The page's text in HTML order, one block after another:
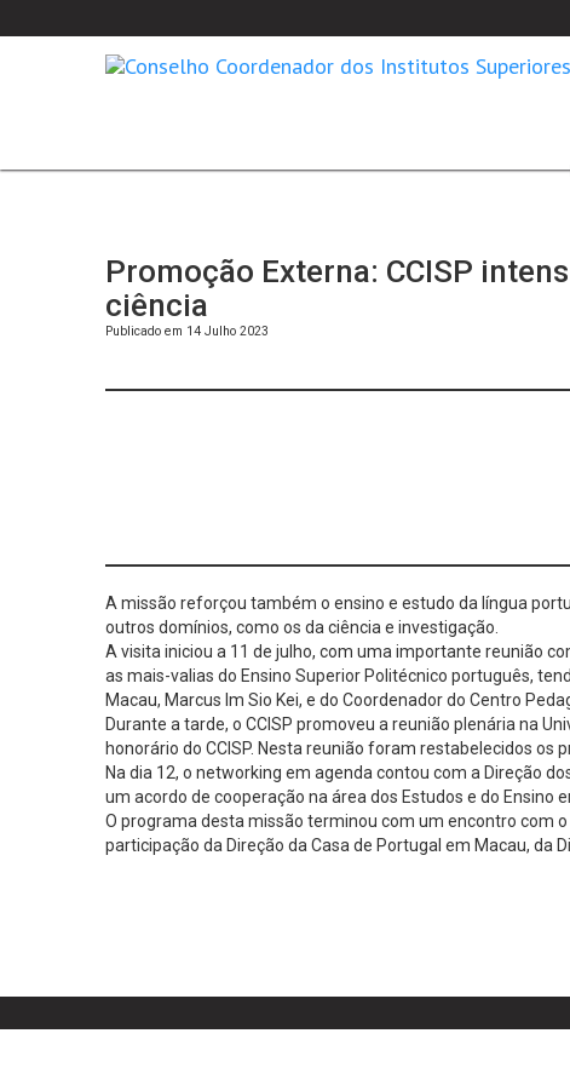
Promoção Externa: CCISP
ciência
Publicado em 14 Julho 2023
A missão reforçou também o ensino e estudo da língua
outros domínios, como os da ciência e investigação.
A visita iniciou a 11 de julho, com uma importante reunião
as mais-valias do Ensino Superior Politécnico português,
Macau, Marcus Im Sio Kei, e do Coordenador do Centro
Durante a tarde, o CCISP promoveu a reunião plenária na
honorário do CCISP. Nesta reunião foram restabelecidos
Na dia 12, o networking em agenda contou com a Direção
um acordo de cooperação na área dos Estudos e do Ensino
O programa desta missão terminou com um encontro com
participação da Direção da Casa de Portugal em Macau, da